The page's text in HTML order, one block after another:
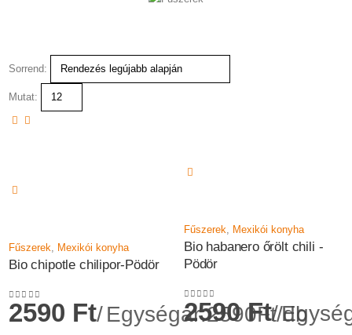
Sorrend:
Mutat:
Fűszerek, Mexikói konyha
Bio chipotle chilipor-Pödör
0az 5-ből
2590 Ft Egységár:2590Ft/db
Fűszerek, Mexikói konyha
Bio habanero őrölt chili -
Pödör
0az 5-ből
2590Ft